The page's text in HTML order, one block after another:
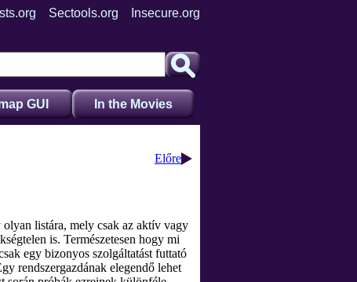
Sectools.org Insecure.org
GUI In the Movies
Előre
listára, mely csak az aktív vagy
is. Természetesen hogy mi
egy bizonyos szolgáltatást futtató
rendszergazdának elegendő lehet